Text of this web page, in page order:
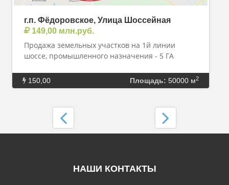
г.п. Фёдоровское, Улица Шоссейная
149,00 млн.руб.
Продажа земельных участков на 1й линии
шоссе, промышленного назначения - 5 ГА
150,00 Площадь: 50000 м2
НАШИ КОНТАКТЫ